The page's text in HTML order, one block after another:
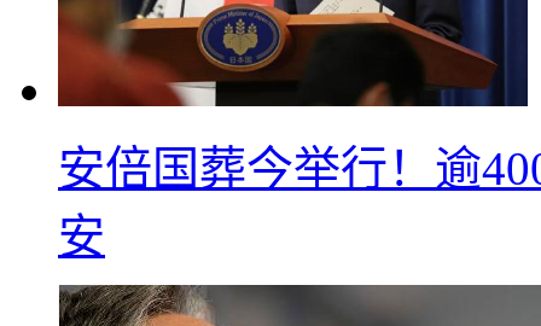
安倍国葬今举行！逾
安